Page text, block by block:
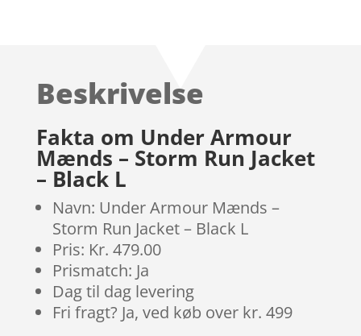
kundebedø
Beskrivelse
Fakta om Under Armour
Mænds – Storm Run Jacket
– Black L
Navn: Under Armour Mænds –
Storm Run Jacket – Black L
Pris: Kr. 479.00
Prismatch: Ja
Dag til dag levering
Fri fragt? Ja, ved køb over kr. 499